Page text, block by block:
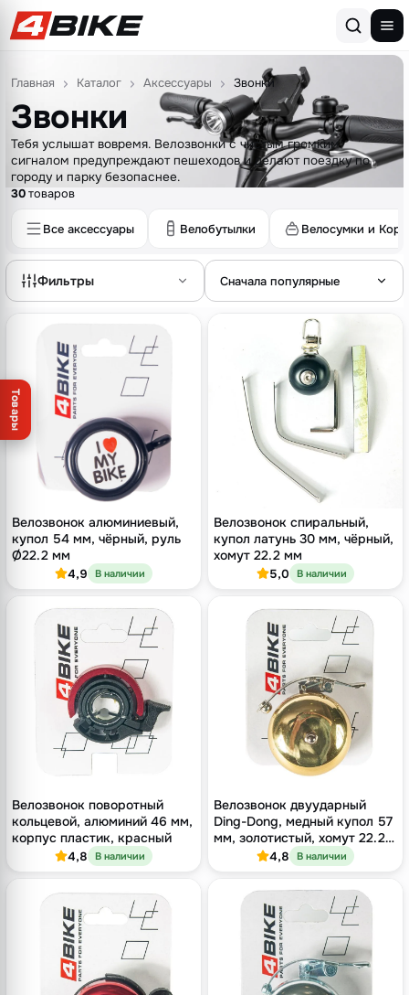
Главная Каталог Аксессуары Звонки
Звонки
Тебя услышат вовремя. Велозвонки с чистым громким
сигналом предупреждают пешеходов и делают поездку по
городу и парку безопаснее.
30товаров
Все аксессуары Велобутылки Велосумки и
Фильтры Сначала популярные
Велозвонок алюминиевый,
купол 54 мм, чёрный, руль
Ø22.2 мм
4,9 В наличии
Велозвонок спиральный,
купол латунь 30 мм, чёрный,
хомут 22.2 мм
5,0 В наличии
Велозвонок поворотный
кольцевой, алюминий 46 мм,
корпус пластик, красный
4,8 В наличии
Велозвонок двуударный
Ding-Dong, медный купол 57
мм, золотистый, хомут 22.2
4,8 В наличии
Товары